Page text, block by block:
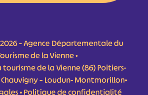
– Agence Départementale du
de la Vienne •
tourisme de la Vienne (86) Poitiers-
– Loudun- Montmorillon•
•Politique de confidentialité